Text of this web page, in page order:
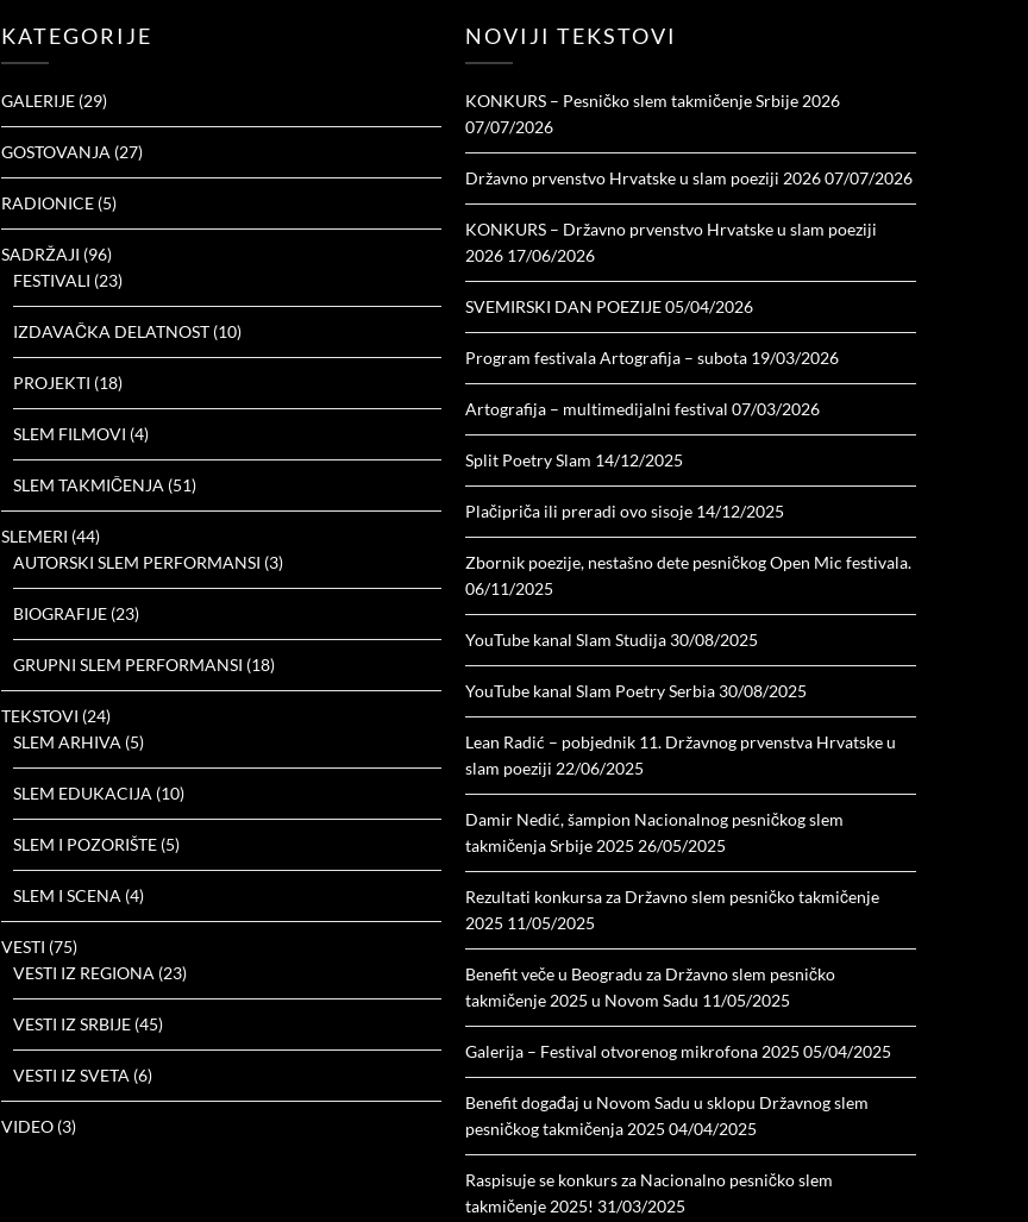
KATEGORIJE
GALERIJE (29)
GOSTOVANJA (27)
RADIONICE (5)
SADRŽAJI (96)
FESTIVALI (23)
IZDAVAČKA DELATNOST (10)
PROJEKTI (18)
SLEM FILMOVI (4)
SLEM TAKMIČENJA (51)
SLEMERI (44)
AUTORSKI SLEM PERFORMANSI (3)
BIOGRAFIJE (23)
GRUPNI SLEM PERFORMANSI (18)
TEKSTOVI (24)
SLEM ARHIVA (5)
SLEM EDUKACIJA (10)
SLEM I POZORIŠTE (5)
SLEM I SCENA (4)
VESTI (75)
VESTI IZ REGIONA (23)
VESTI IZ SRBIJE (45)
VESTI IZ SVETA (6)
VIDEO (3)
NOVIJI TEKSTOVI
KONKURS – Pesničko slem takmičenje Srbije 2026
07/07/2026
Državno prvenstvo Hrvatske u slam poeziji 202607/07/2026
KONKURS – Državno prvenstvo Hrvatske u slam poeziji
2026 17/06/2026
SVEMIRSKI DAN POEZIJE05/04/2026
Program festivala Artografija – subota 19/03/2026
Artografija – multimedijalni festival 07/03/2026
Split Poetry Slam 14/12/2025
Plačipriča ili preradi ovo sisoje 14/12/2025
Zbornik poezije, nestašno dete pesničkog Open Mic festivala.
06/11/2025
YouTube kanal Slam Studija 30/08/2025
YouTube kanal Slam Poetry Serbia 30/08/2025
Lean Radić – pobjednik 11. Državnog prvenstva Hrvatske u
slam poeziji 22/06/2025
Damir Nedić, šampion Nacionalnog pesničkog slem
takmičenja Srbije 2025 26/05/2025
Rezultati konkursa za Državno slem pesničko takmičenje
2025 11/05/2025
Benefit veče u Beogradu za Državno slem pesničko
takmičenje 2025 u Novom Sadu 11/05/2025
Galerija – Festival otvorenog mikrofona 2025 05/04/2025
Benefit događaj u Novom Sadu u sklopu Državnog slem
pesničkog takmičenja 2025 04/04/2025
Raspisuje se konkurs za Nacionalno pesničko slem
takmičenje 2025! 31/03/2025